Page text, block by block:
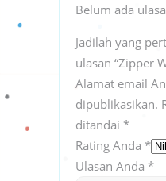
Belum ada
Jadilah yang
ulasan “Zipper
Alamat email
dipublikasikan.
ditandai *
Rating Anda *
Ulasan Anda *